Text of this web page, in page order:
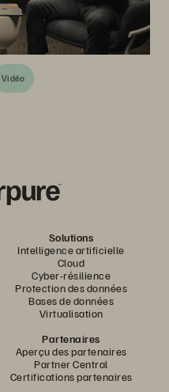
Vidéo
Solutions
Intelligence artificielle
Cloud
Cyber-résilience
Protection des données
Bases de données
Virtualisation
Partenaires
Aperçu des partenaires
Partner Central
Certifications partenaires